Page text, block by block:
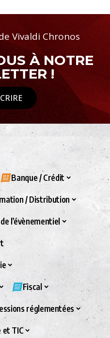
Vivaldi Chronos
À NOTRE
!
Banque / Crédit
/ Distribution
l’évènementiel
Fiscal
réglementées
TIC